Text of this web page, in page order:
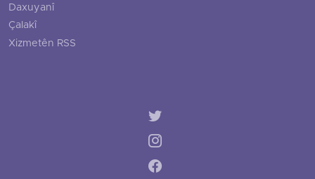
Daxuyanî
Çalakî
Xizmetên RSS